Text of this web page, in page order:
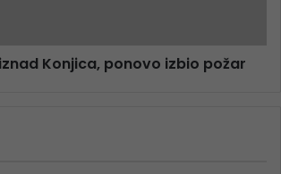
Konjica, ponovo izbio požar